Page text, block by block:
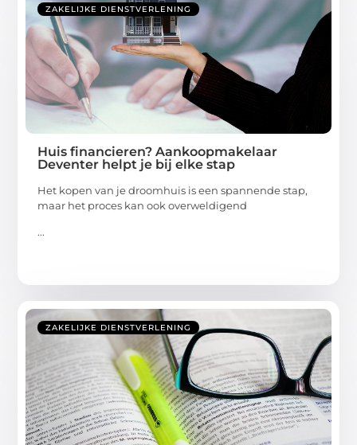
ZAKELIJKE DIENSTVERLENING
Huis financieren? Aankoopmakelaar
Deventer helpt je bij elke stap
Het kopen van je droomhuis is een spannende stap,
maar het proces kan ook overweldigend
...
ZAKELIJKE DIENSTVERLENING